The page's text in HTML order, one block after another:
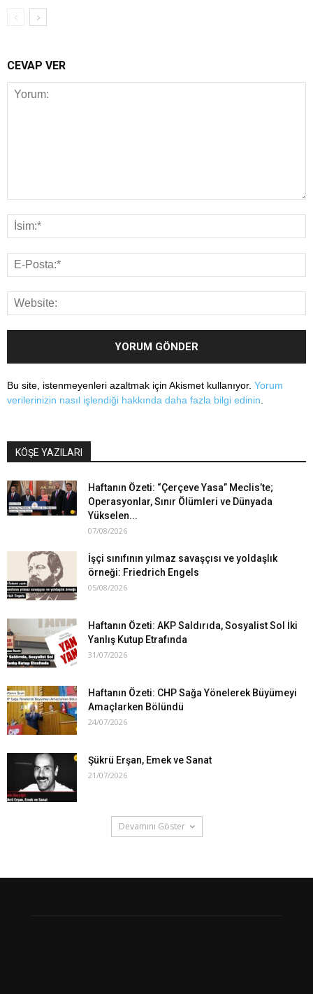
CEVAP VER
Bu site, istenmeyenleri azaltmak için Akismet kullanıyor. Yorum
verilerinizin nasıl işlendiği hakkında daha fazla bilgi edinin.
KÖŞE YAZILARI
Haftanın Özeti: “Çerçeve Yasa” Meclis’te;
Operasyonlar, Sınır Ölümleri ve Dünyada
Yükselen...
07/08/2026
İşçi sınıfının yılmaz savaşçısı ve yoldaşlık
örneği: Friedrich Engels
05/08/2026
Haftanın Özeti: AKP Saldırıda, Sosyalist Sol İki
Yanlış Kutup Etrafında
31/07/2026
Haftanın Özeti: CHP Sağa Yönelerek Büyümeyi
Amaçlarken Bölündü
24/07/2026
Şükrü Erşan, Emek ve Sanat
21/07/2026
Devamını Göster